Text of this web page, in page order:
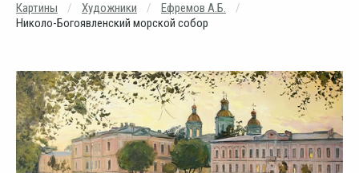
Картины Художники
Ефремов А.Б.
Николо-Богоявленский морской собор